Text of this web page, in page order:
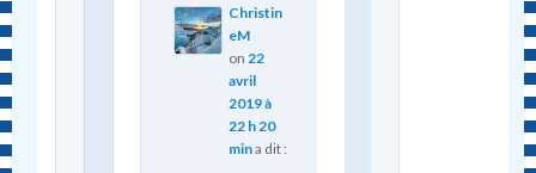
Christin
eM
on 22
avril
2019 à
22 h 20
mina dit :